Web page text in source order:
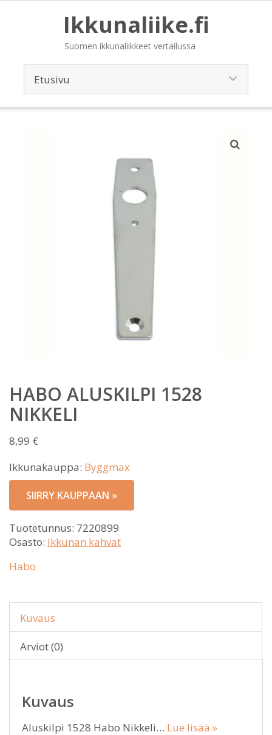
Ikkunaliike.fi
Suomen ikkunaliikkeet vertailussa
HABO ALUSKILPI 1528
NIKKELI
8,99 €
Ikkunakauppa: Byggmax
SIIRRY KAUPPAAN »
Tuotetunnus: 7220899
Osasto: Ikkunan kahvat
Habo
Kuvaus
Arviot (0)
Kuvaus
Aluskilpi 1528 Habo Nikkeli… Lue lisää »